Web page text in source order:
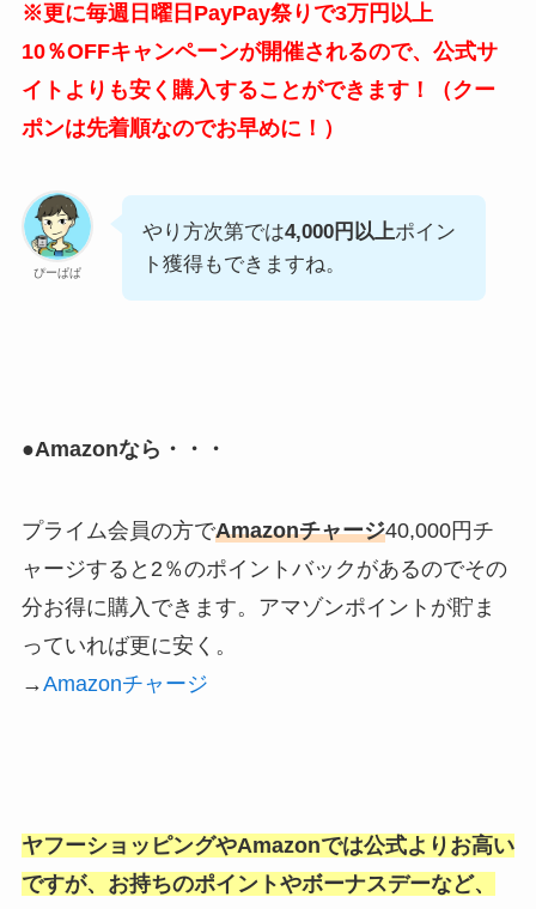
※更に毎週日曜日PayPay祭りで3万円以上
10％OFFキャンペーンが開催されるので、公式サ
イトよりも安く購入することができます！（クー
ポンは先着順なのでお早めに！）
ぴーぱぱ
やり方次第では4,000円以上ポイン
ト獲得もできますね。
●Amazonなら・・・
プライム会員の方でAmazonチャージ40,000円チ
ャージすると2％のポイントバックがあるのでその
分お得に購入できます。アマゾンポイントが貯ま
っていれば更に安く。
→Amazonチャージ
ヤフーショッピングやAmazonでは公式よりお高い
ですが、お持ちのポイントやボーナスデーなど、